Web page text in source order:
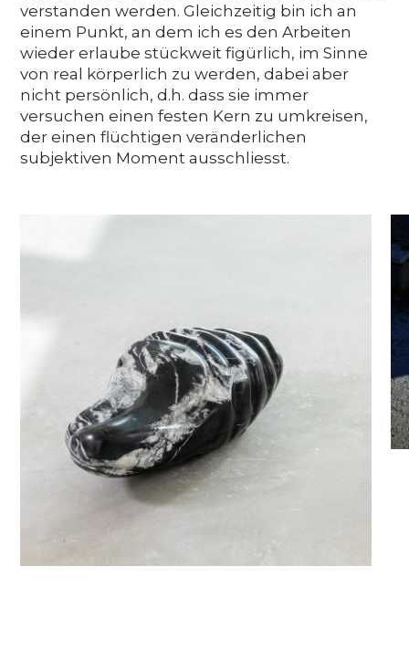
verstanden werden. Gleichzeitig bin ich an
einem Punkt, an dem ich es den Arbeiten
wieder erlaube stückweit figürlich, im Sinne
von real körperlich zu werden, dabei aber
nicht persönlich, d.h. dass sie immer
versuchen einen festen Kern zu umkreisen,
der einen flüchtigen veränderlichen
subjektiven Moment ausschliesst.